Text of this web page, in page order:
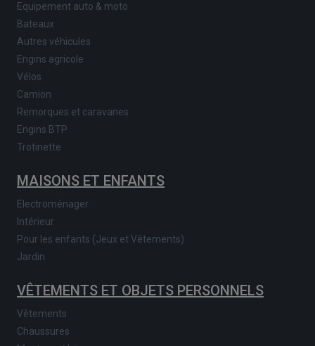
Equipement auto & moto
Bateaux
Autres véhicules
Engins agricole
Vélos
Camion
Remorques et caravanes
Engins BTP
Trotinette
MAISONS ET ENFANTS
Electroménager
Intérieur
Pour les enfants (Jeux et Vêtements)
Jardin
VÊTEMENTS ET OBJETS PERSONNELS
Vêtements
Chaussures